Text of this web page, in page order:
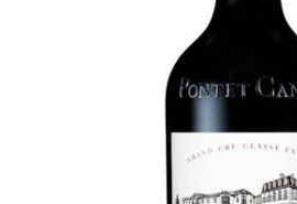
Unsere Weine nach Ländern